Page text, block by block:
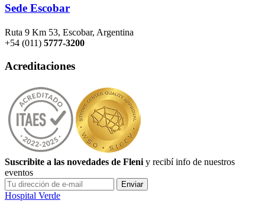
Sede Escobar
Ruta 9 Km 53, Escobar, Argentina
+54 (011) 5777-3200
Acreditaciones
Suscribite a las novedades de Fleni y recibí info de nuestros
eventos
Hospital Verde